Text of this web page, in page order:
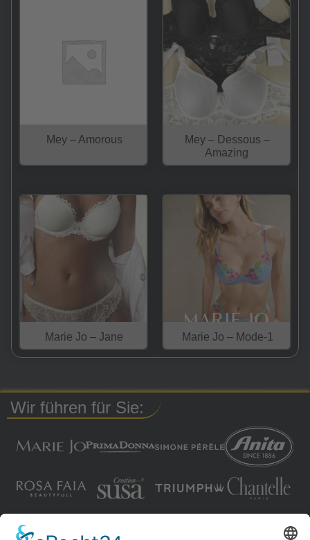
Mey – Amorous
Mey – Dessous –
Amazing
Marie Jo – Jane Marie Jo – Mode-1
Wir führen für Sie: